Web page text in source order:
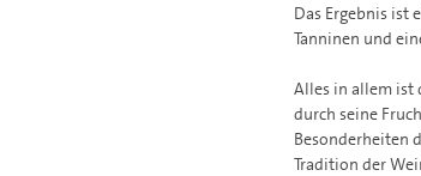
Das Ergebnis ist
Tanninen und
Alles in allem ist
durch seine
Besonderheiten
Tradition der